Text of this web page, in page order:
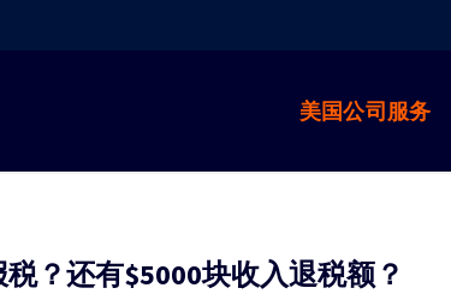
美国公司服务
？还有$5000块收入退税额？